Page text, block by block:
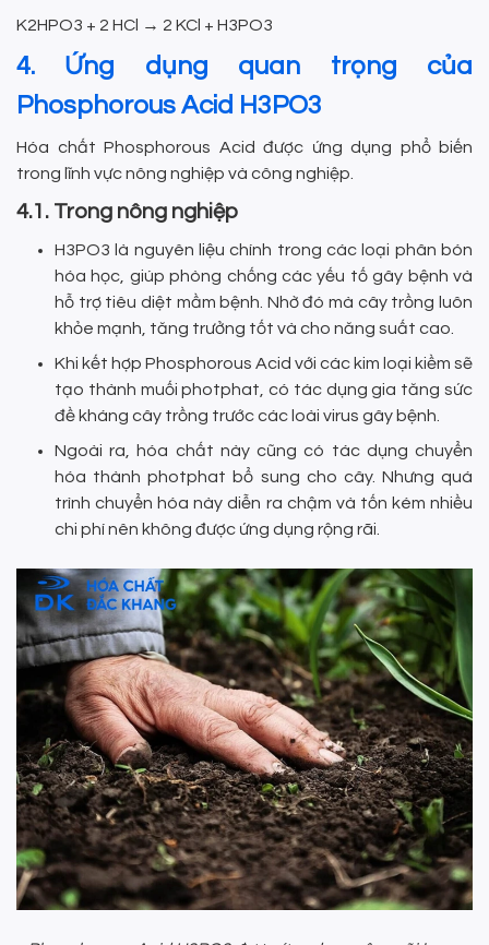
K2HPO3 + 2 HCl → 2 KCl + H3PO3
4. Ứng dụng quan trọng của
Phosphorous Acid H3PO3
Hóa chất Phosphorous Acid được ứng dụng phổ biến
trong lĩnh vực nông nghiệp và công nghiệp.
4.1. Trong nông nghiệp
H3PO3 là nguyên liệu chính trong các loại phân bón
hóa học, giúp phòng chống các yếu tố gây bệnh và
hỗ trợ tiêu diệt mầm bệnh. Nhờ đó mà cây trồng luôn
khỏe mạnh, tăng trưởng tốt và cho năng suất cao.
Khi kết hợp Phosphorous Acid với các kim loại kiềm sẽ
tạo thành muối photphat, có tác dụng gia tăng sức
đề kháng cây trồng trước các loài virus gây bệnh.
Ngoài ra, hóa chất này cũng có tác dụng chuyển
hóa thành photphat bổ sung cho cây. Nhưng quá
trình chuyển hóa này diễn ra chậm và tốn kém nhiều
chi phí nên không được ứng dụng rộng rãi.